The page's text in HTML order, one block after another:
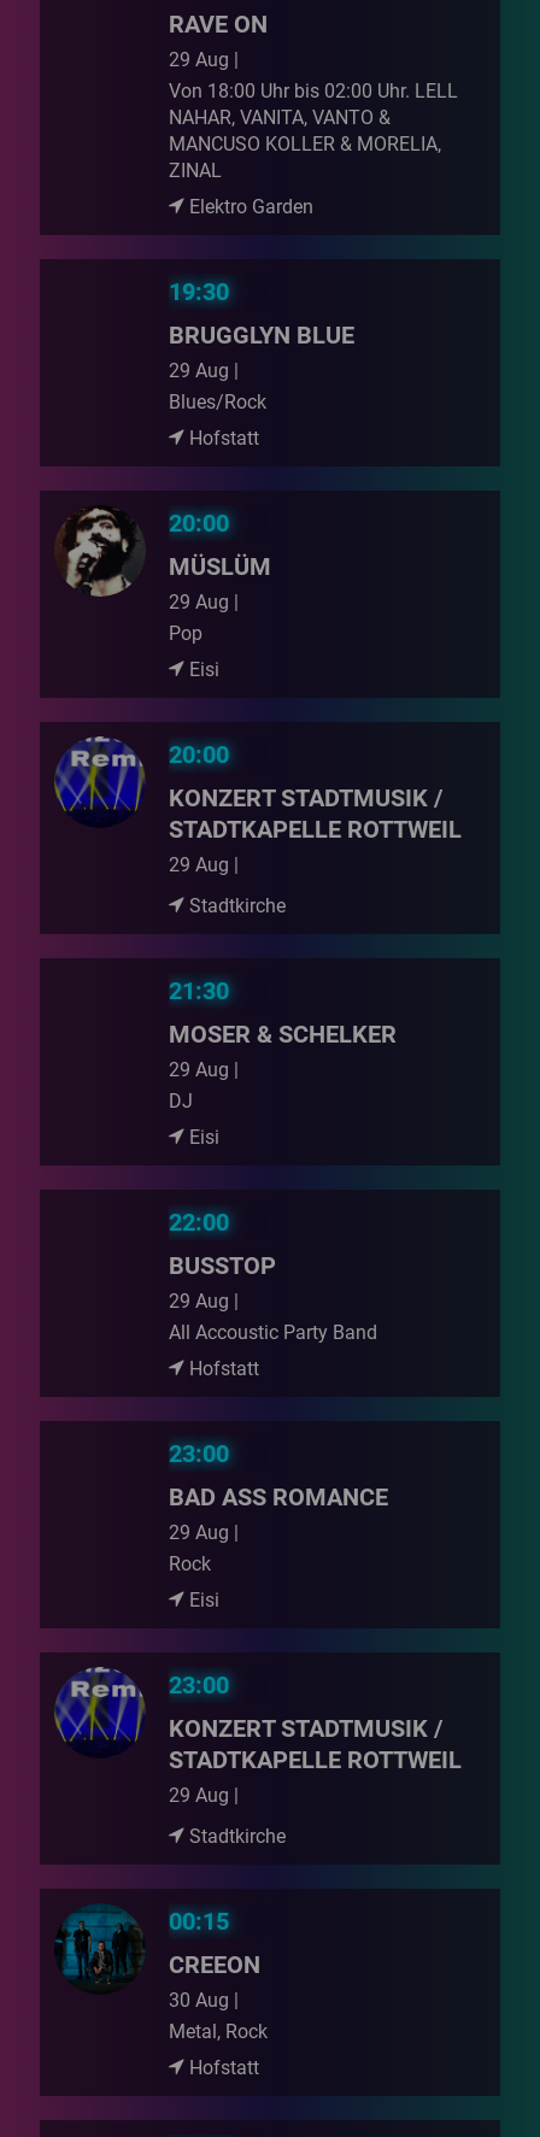
RAVE ON
29 Aug |
Von 18:00 Uhr bis 02:00 Uhr. LELL
NAHAR, VANITA, VANTO &
MANCUSO KOLLER & MORELIA,
ZINAL
Elektro Garden
19:30
BRUGGLYN BLUE
29 Aug |
Blues/Rock
Hofstatt
20:00
MÜSLÜM
29 Aug |
Pop
Eisi
20:00
KONZERT STADTMUSIK /
STADTKAPELLE ROTTWEIL
29 Aug |
Stadtkirche
21:30
MOSER & SCHELKER
29 Aug |
DJ
Eisi
22:00
BUSSTOP
29 Aug |
All Accoustic Party Band
Hofstatt
23:00
BAD ASS ROMANCE
29 Aug |
Rock
Eisi
23:00
KONZERT STADTMUSIK /
STADTKAPELLE ROTTWEIL
29 Aug |
Stadtkirche
00:15
CREEON
30 Aug |
Metal, Rock
Hofstatt